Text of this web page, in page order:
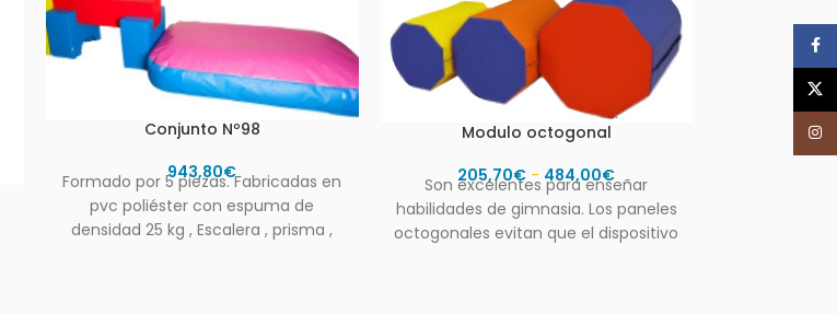
Conjunto Nº98
943,80€
Formado por 5 piezas. Fabricadas en
pvc poliéster con espuma de
densidad 25 kg , Escalera , prisma ,
Modulo octogonal
205,70€ - 484,00€
Son excelentes para enseñar
habilidades de gimnasia. Los paneles
octogonales evitan que el dispositivo